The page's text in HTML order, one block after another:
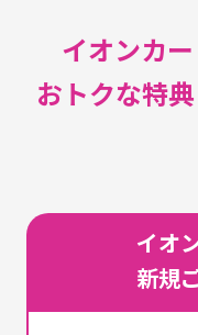
イオンカ
おトクな特
イオ
新規